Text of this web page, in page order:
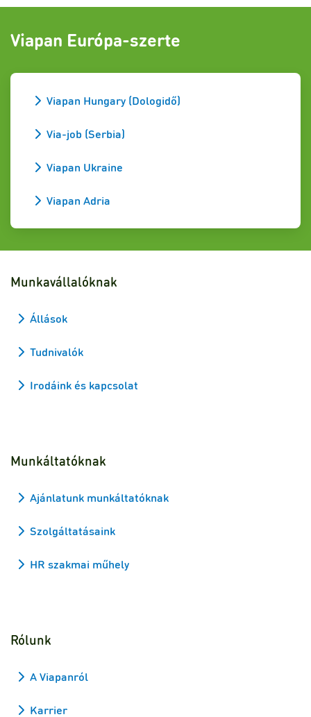
Viapan Európa-szerte
Viapan Hungary (Dologidő)
Via-job (Serbia)
Viapan Ukraine
Viapan Adria
Munkavállalóknak
Állások
Tudnivalók
Irodáink és kapcsolat
Munkáltatóknak
Ajánlatunk munkáltatóknak
Szolgáltatásaink
HR szakmai műhely
Rólunk
A Viapanról
Karrier